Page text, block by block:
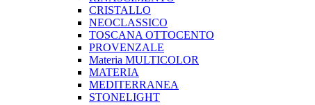
CRISTALLO
NEOCLASSICO
TOSCANA OTTOCENTO
PROVENZALE
Materia MULTICOLOR
MATERIA
MEDITERRANEA
STONELIGHT